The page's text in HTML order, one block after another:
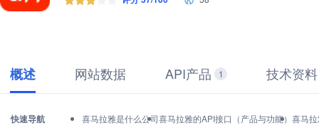
概述 网站数据 API产品 1 技术资料
快速导航 喜马拉雅是什么公司喜马拉雅的API接口（产品与功能） 喜马